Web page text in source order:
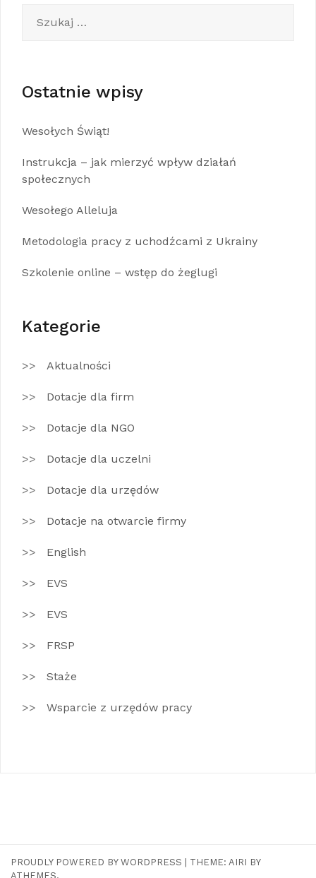
Ostatnie wpisy
Wesołych Świąt!
Instrukcja – jak mierzyć wpływ działań
społecznych
Wesołego Alleluja
Metodologia pracy z uchodźcami z Ukrainy
Szkolenie online – wstęp do żeglugi
Kategorie
Aktualności
Dotacje dla firm
Dotacje dla NGO
Dotacje dla uczelni
Dotacje dla urzędów
Dotacje na otwarcie firmy
English
EVS
EVS
FRSP
Staże
Wsparcie z urzędów pracy
PROUDLY POWERED BY WORDPRESS THEME: AIRI BY
ATHEMES.